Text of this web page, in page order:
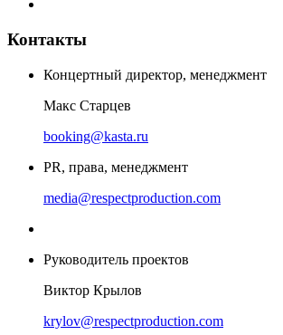
Контакты
Концертный директор, менеджмент
Макс Старцев
booking@kasta.ru
PR, права, менеджмент
media@respectproduction.com
Руководитель проектов
Виктор Крылов
krylov@respectproduction.com